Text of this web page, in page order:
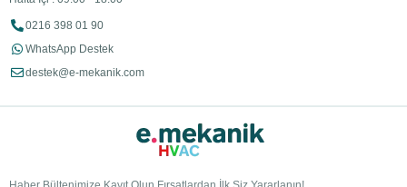
0216 398 01 90
WhatsApp Destek
destek@e-mekanik.com